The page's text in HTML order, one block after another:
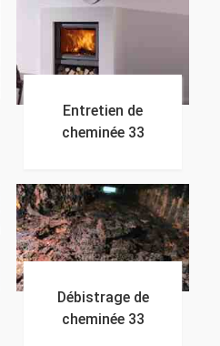
Entretien de
cheminée 33
Débistrage de
cheminée 33